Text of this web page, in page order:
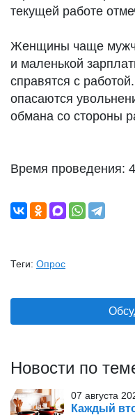
текущей работе
Женщины чаще
и маленькой
справятся с
опасаются
обмана со стороны
Время проведения:
Теги: Опрос
Новости по
07 августа
Каждый